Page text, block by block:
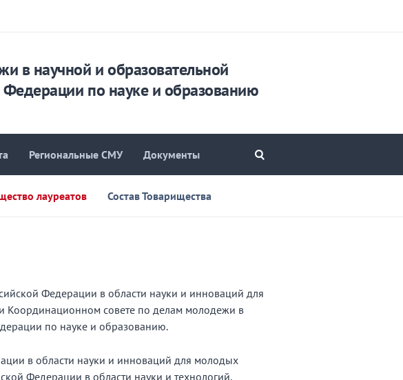
в научной и образовательной
по науке и образованию
Региональные СМУ Документы
лауреатов Состав Товарищества
Федерации в области науки и инноваций для
Координационном совете по делам молодежи в
по науке и образованию.
в области науки и инноваций для молодых
Федерации в области науки и технологий,